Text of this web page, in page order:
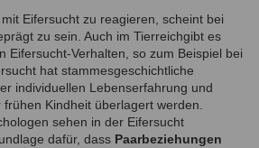
Eifersucht zu reagieren, scheint bei
zu sein. Auch im Tierreichgibt es
Eifersucht-Verhalten, so zum Beispiel bei
hat stammesgeschichtliche
individuellen Lebenserfahrung und
Kindheit überlagert werden.
sehen in der Eifersucht
dafür, dass Paarbeziehungen